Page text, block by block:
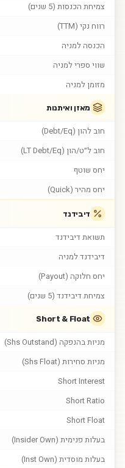
צמיחת הכנסות (5 שנים)
רווח נקי (TTM)
הכנסה למניה
שווי ספרי למניה
מזומן למניה
מאזן ואיתנות
חוב להון (Debt/Eq)
חוב ל״ט/הון (LT Debt/Eq)
יחס שוטף
יחס מהיר (Quick)
דיבידנד
תשואת דיבידנד
דיבידנד למניה
יחס חלוקה (Payout)
צמיחת דיבידנד (5 שנים)
Short & Float
מניות בהנפקה (Shs Outstand)
מניות סחירות (Shs Float)
Short Interest
Short Ratio
Short Float
בעלות פנימית (Insider Own)
בעלות מוסדית (Inst Own)